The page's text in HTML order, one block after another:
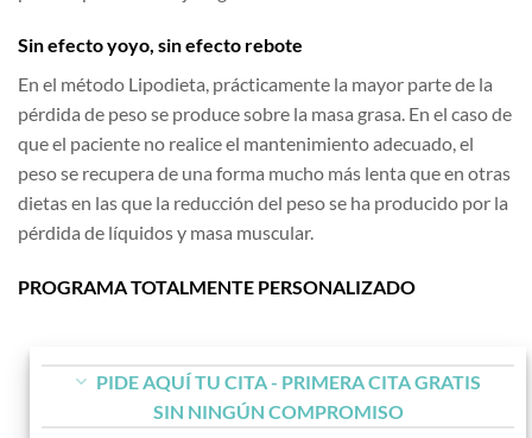
Sin efecto yoyo, sin efecto rebote
En el método Lipodieta, prácticamente la mayor parte de la
pérdida de peso se produce sobre la masa grasa. En el caso de
que el paciente no realice el mantenimiento adecuado, el
peso se recupera de una forma mucho más lenta que en otras
dietas en las que la reducción del peso se ha producido por la
pérdida de líquidos y masa muscular.
PROGRAMA TOTALMENTE PERSONALIZADO
PIDE AQUÍ TU CITA - PRIMERA CITA GRATIS
SIN NINGÚN COMPROMISO